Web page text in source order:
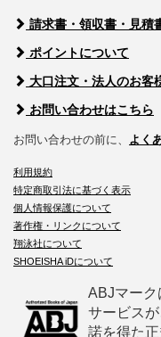
請求書・領収書・見積
ポイントについて
大口注文・法人のお客
お問い合わせはこちら
お問い合わせの前に、 よく
利用規約
特定商取引法に基づく表示
個人情報保護について
著作権・リンクについて
翔泳社について
SHOEISHA iDについて
ABJマーク
サービス
諾を得た